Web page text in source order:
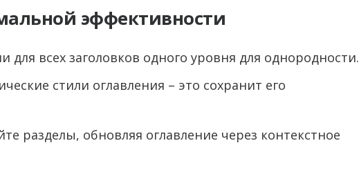
эффективности
для всех заголовков одного уровня для однородности.
стили оглавления – это сохранит его
разделы, обновляя оглавление через контекстное